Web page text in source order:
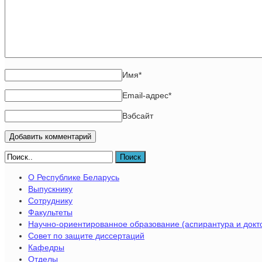
Имя*
Email-адрес*
Вэбсайт
Поиск
О Республике Беларусь
Выпускнику
Сотруднику
Факультеты
Научно-ориентированное образование (аспирантура и
Совет по защите диссертаций
Кафедры
Отделы